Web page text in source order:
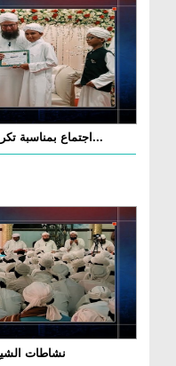
اجتماع بمناسبة تكريم طلاب مدرسة المدينة وجامعة ال...
نشاطات